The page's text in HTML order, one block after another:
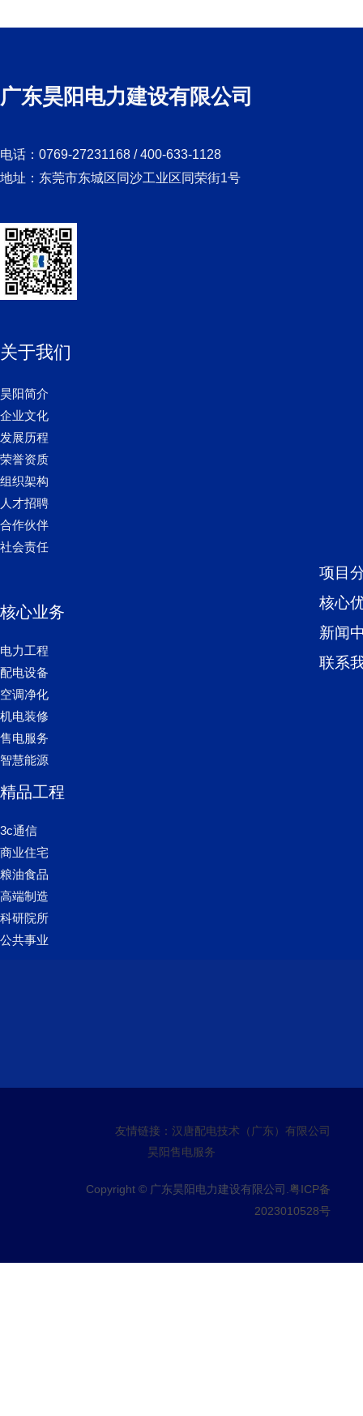
广东昊阳电力建设有限公司
电话：0769-27231168 / 400-633-1128
地址：东莞市东城区同沙工业区同荣街1号
关于我们
昊阳简介
企业文化
发展历程
荣誉资质
组织架构
人才招聘
合作伙伴
社会责任
核心业务
电力工程
配电设备
空调净化
机电装修
售电服务
智慧能源
精品工程
3c通信
商业住宅
粮油食品
高端制造
科研院所
公共事业
项目
核心
新闻
联系
友情链接： 汉唐配电技术（广东）有限公司
昊阳售电服务
Copyright © 广东昊阳电力建设有限公司. 粤ICP备
2023010528号